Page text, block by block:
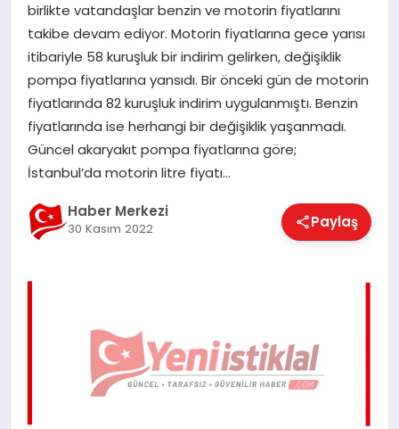
EĞITIM
EKONOMI
TEKNOLOJI
birlikte vatandaşlar benzin ve motorin fiyatlarını
takibe devam ediyor. Motorin fiyatlarına gece yarısı
itibariyle 58 kuruşluk bir indirim gelirken, değişiklik
pompa fiyatlarına yansıdı. Bir önceki gün de motorin
fiyatlarında 82 kuruşluk indirim uygulanmıştı. Benzin
fiyatlarında ise herhangi bir değişiklik yaşanmadı.
Güncel akaryakıt pompa fiyatlarına göre;
İstanbul’da motorin litre fiyatı…
Haber Merkezi
30 Kasım 2022 Paylaş